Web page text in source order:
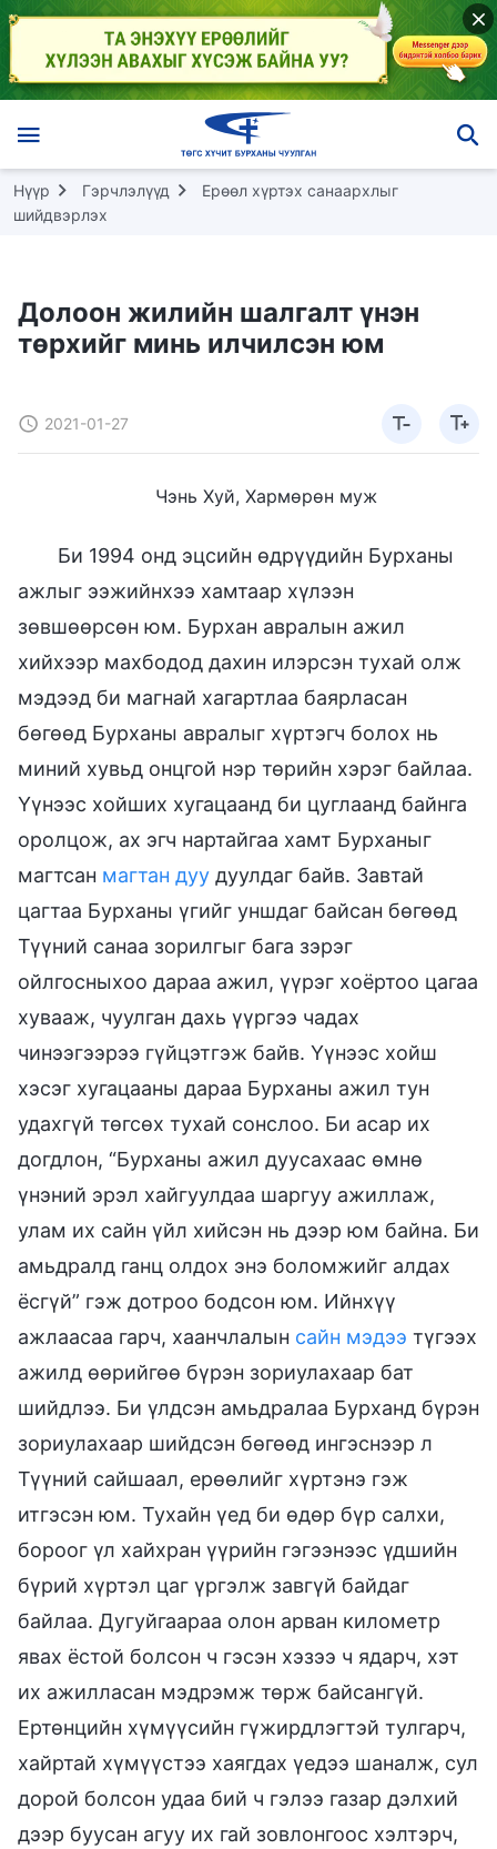
Нүүр Гэрчлэлүүд
Ерөөл хүртэх санаархлыг
шийдвэрлэх
Долоон жилийн шалгалт үнэн
төрхийг минь илчилсэн юм
2021-01-27
Чэнь Хуй, Хармөрөн муж
Би 1994 онд эцсийн өдрүүдийн Бурханы
ажлыг ээжийнхээ хамтаар хүлээн
зөвшөөрсөн юм. Бурхан авралын ажил
хийхээр махбодод дахин илэрсэн тухай олж
мэдээд би магнай хагартлаа баярласан
бөгөөд Бурханы авралыг хүртэгч болох нь
миний хувьд онцгой нэр төрийн хэрэг байлаа.
Үүнээс хойших хугацаанд би цуглаанд байнга
оролцож, ах эгч нартайгаа хамт Бурханыг
магтсан магтан дуу дуулдаг байв. Завтай
цагтаа Бурханы үгийг уншдаг байсан бөгөөд
Түүний санаа зорилгыг бага зэрэг
ойлгосныхоо дараа ажил, үүрэг хоёртоо цагаа
хувааж, чуулган дахь үүргээ чадах
чинээгээрээ гүйцэтгэж байв. Үүнээс хойш
хэсэг хугацааны дараа Бурханы ажил тун
удахгүй төгсөх тухай сонслоо. Би асар их
догдлон, “Бурханы ажил дуусахаас өмнө
үнэний эрэл хайгуулдаа шаргуу ажиллаж,
улам их сайн үйл хийсэн нь дээр юм байна. Би
амьдралд ганц олдох энэ боломжийг алдах
ёсгүй” гэж дотроо бодсон юм. Ийнхүү
ажлаасаа гарч, хаанчлалын сайн мэдээ түгээх
ажилд өөрийгөө бүрэн зориулахаар бат
шийдлээ. Би үлдсэн амьдралаа Бурханд бүрэн
зориулахаар шийдсэн бөгөөд ингэснээр л
Түүний сайшаал, ерөөлийг хүртэнэ гэж
итгэсэн юм. Тухайн үед би өдөр бүр салхи,
бороог үл хайхран үүрийн гэгээнээс үдшийн
бүрий хүртэл цаг үргэлж завгүй байдаг
байлаа. Дугуйгаараа олон арван километр
явах ёстой болсон ч гэсэн хэзээ ч ядарч, хэт
их ажилласан мэдрэмж төрж байсангүй.
Ертөнцийн хүмүүсийн гүжирдлэгтэй тулгарч,
хайртай хүмүүстээ хаягдах үедээ шаналж, сул
дорой болсон удаа бий ч гэлээ газар дэлхий
дээр буусан агуу их гай зовлонгоос хэлтэрч,